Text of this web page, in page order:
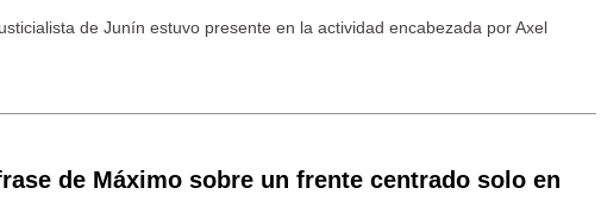
de Junín estuvo presente en la actividad encabezada por Axel
de Máximo sobre un frente centrado solo en